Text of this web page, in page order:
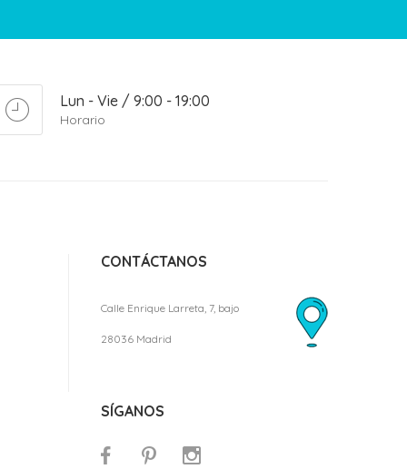
Lun - Vie / 9:00 - 19:00
Horario
CONTÁCTANOS
Calle Enrique Larreta, 7, bajo
28036 Madrid
SÍGANOS